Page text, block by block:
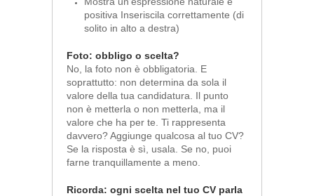
positiva Inseriscila correttamente (di
solito in alto a destra)
Foto: obbligo o scelta?
No, la foto non è obbligatoria. E
soprattutto: non determina da sola il
valore della tua candidatura. Il punto
non è metterla o non metterla, ma il
valore che ha per te. Ti rappresenta
davvero? Aggiunge qualcosa al tuo CV?
Se la risposta è sì, usala. Se no, puoi
farne tranquillamente a meno.
Ricorda: ogni scelta nel tuo CV parla